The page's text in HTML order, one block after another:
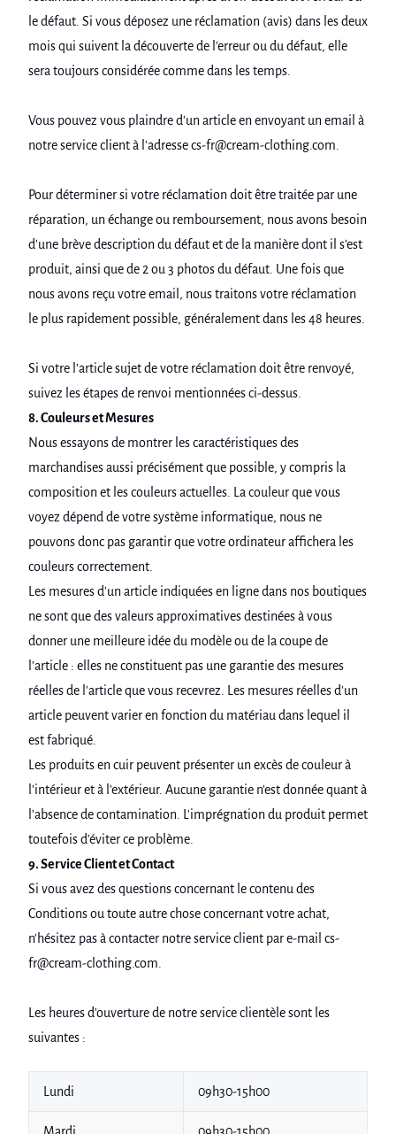
le défaut. Si vous déposez une réclamation (avis) dans les deux
mois qui suivent la découverte de l'erreur ou du défaut, elle
sera toujours considérée comme dans les temps.
Vous pouvez vous plaindre d'un article en envoyant un email à
notre service client à l'adresse cs-fr@cream-clothing.com.
Pour déterminer si votre réclamation doit être traitée par une
réparation, un échange ou remboursement, nous avons besoin
d'une brève description du défaut et de la manière dont il s'est
produit, ainsi que de 2 ou 3 photos du défaut. Une fois que
nous avons reçu votre email, nous traitons votre réclamation
le plus rapidement possible, généralement dans les 48 heures.
Si votre l’article sujet de votre réclamation doit être renvoyé,
suivez les étapes de renvoi mentionnées ci-dessus.
8. Couleurs et Mesures
Nous essayons de montrer les caractéristiques des
marchandises aussi précisément que possible, y compris la
composition et les couleurs actuelles. La couleur que vous
voyez dépend de votre système informatique, nous ne
pouvons donc pas garantir que votre ordinateur affichera les
couleurs correctement.
Les mesures d'un article indiquées en ligne dans nos boutiques
ne sont que des valeurs approximatives destinées à vous
donner une meilleure idée du modèle ou de la coupe de
l'article : elles ne constituent pas une garantie des mesures
réelles de l'article que vous recevrez. Les mesures réelles d'un
article peuvent varier en fonction du matériau dans lequel il
est fabriqué.
Les produits en cuir peuvent présenter un excès de couleur à
l'intérieur et à l'extérieur. Aucune garantie n'est donnée quant à
l'absence de contamination. L'imprégnation du produit permet
toutefois d'éviter ce problème.
9. Service Client et Contact
Si vous avez des questions concernant le contenu des
Conditions ou toute autre chose concernant votre achat,
n'hésitez pas à contacter notre service client par e-mail cs-
fr@cream-clothing.com.
Les heures d'ouverture de notre service clientèle sont les
suivantes :
Lundi 09h30-15h00